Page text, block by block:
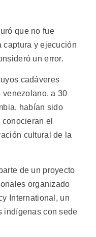
que no fue
captura y ejecución
un error.
cadáveres
venezolano, a 30
habían sido
el
cultural de la
de un proyecto
organizado
International, un
indígenas con sede